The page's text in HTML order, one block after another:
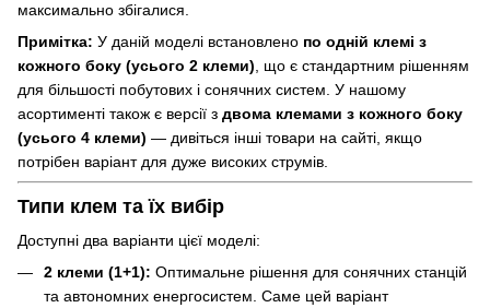
максимально збігалися.
Примітка: У даній моделі встановлено по одній клемі з
кожного боку (усього 2 клеми) , що є стандартним рішенням
для більшості побутових і сонячних систем. У нашому
асортименті також є версії з двома клемами з кожного боку
(усього 4 клеми) — дивіться інші товари на сайті, якщо
потрібен варіант для дуже високих струмів.
Типи клем та їх вибір
Доступні два варіанти цієї моделі:
2 клеми (1+1): Оптимальне рішення для сонячних станцій
та автономних енергосистем. Саме цей варіант